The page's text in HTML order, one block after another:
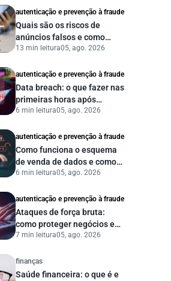
autenticação e prevenção à fraude
Quais são os riscos de
anúncios falsos e como
proteger seu negócio?
13 min leitura05, ago. 2026
autenticação e prevenção à fraude
Data breach: o que fazer nas
primeiras horas após
vazamento de dados?
6 min leitura05, ago. 2026
autenticação e prevenção à fraude
Como funciona o esquema
de venda de dados e como
proteger sua empresa?
6 min leitura05, ago. 2026
autenticação e prevenção à fraude
Ataques de força bruta:
como proteger negócios e
dados digitais
7 min leitura05, ago. 2026
finanças
Saúde financeira: o que é e